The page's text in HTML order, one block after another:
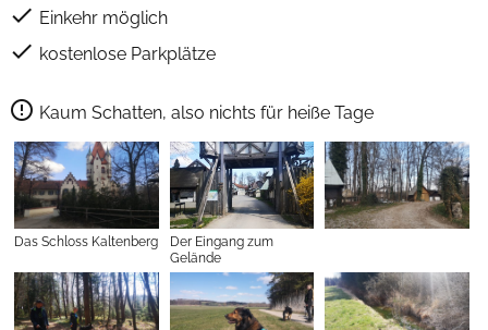
check Einkehr möglich
check kostenlose Parkplätze
error_outline Kaum Schatten, also nichts für heiße Tage
Das Schloss Kaltenberg
Der Eingang zum
Gelände